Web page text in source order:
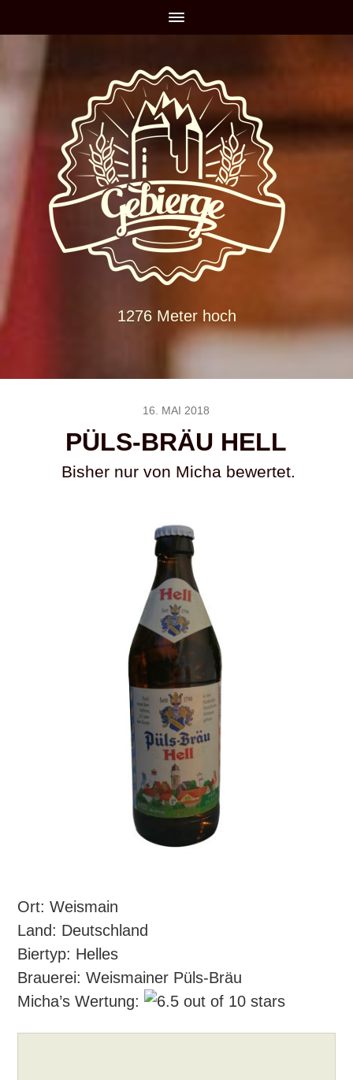
1276 Meter hoch
16. MAI 2018
PÜLS-BRÄU HELL
Bisher nur von Micha bewertet.
Ort: Weismain
Land: Deutschland
Biertyp: Helles
Brauerei: Weismainer Püls-Bräu
Micha’s Wertung: